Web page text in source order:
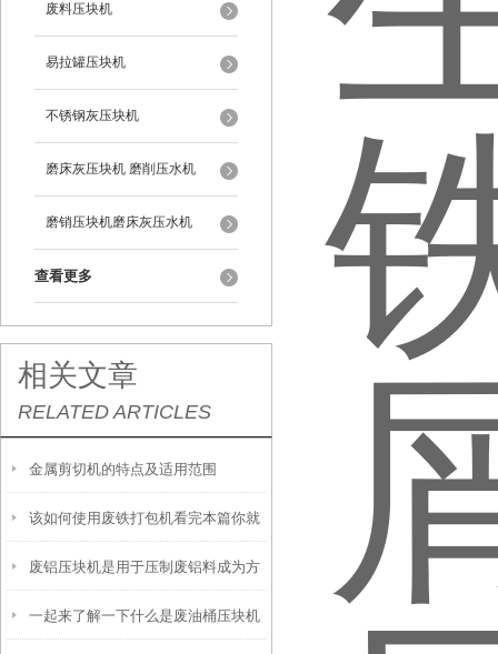
废料压块机
易拉罐压块机
不锈钢灰压块机
磨床灰压块机 磨削压水机
磨销压块机磨床灰压水机
查看更多
相关文章
RELATED ARTICLES
金属剪切机的特点及适用范围
该如何使用废铁打包机看完本篇你就
知道了
废铝压块机是用于压制废铝料成为方
形或圆柱形块状物的设备
一起来了解一下什么是废油桶压块机